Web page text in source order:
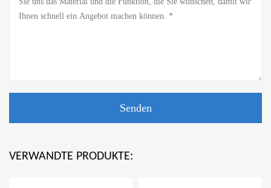
VERWANDTE PRODUKTE: